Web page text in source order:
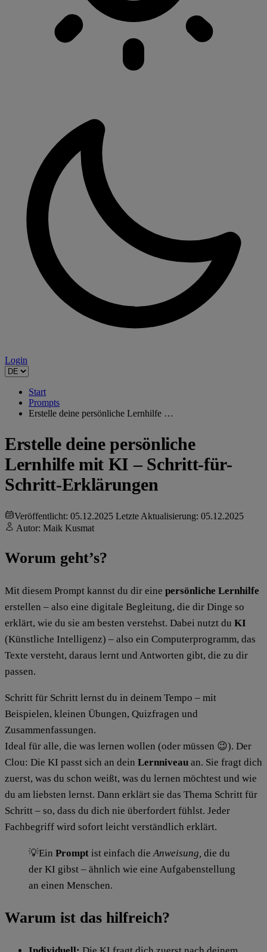
Login
Start
Prompts
Erstelle deine persönliche Lernhilfe …
Erstelle deine persönliche
Lernhilfe mit KI – Schritt-für-
Schritt-Erklärungen
Veröffentlicht: 05.12.2025 Letzte Aktualisierung: 05.12.2025
Autor: Maik Kusmat
Worum geht’s?
Mit diesem Prompt kannst du dir eine persönliche Lernhilfe
erstellen – also eine digitale Begleitung, die dir Dinge so
erklärt, wie du sie am besten verstehst. Dabei nutzt du KI
(Künstliche Intelligenz) – also ein Computerprogramm, das
Texte versteht, daraus lernt und Antworten gibt, die zu dir
passen.
Schritt für Schritt lernst du in deinem Tempo – mit
Beispielen, kleinen Übungen, Quizfragen und
Zusammenfassungen.
Ideal für alle, die was lernen wollen (oder müssen 😉). Der
Clou: Die KI passt sich an dein Lernniveau an. Sie fragt dich
zuerst, was du schon weißt, was du lernen möchtest und wie
du am liebsten lernst. Dann erklärt sie das Thema Schritt für
Schritt – so, dass du dich nie überfordert fühlst. Jeder
Fachbegriff wird sofort leicht verständlich erklärt.
💡Ein Prompt ist einfach dieAnweisung, die du
der KI gibst – ähnlich wie eine Aufgabenstellung
an einen Menschen.
Warum ist das hilfreich?